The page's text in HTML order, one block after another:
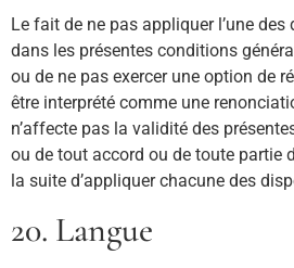
Le fait de ne pas appliquer l’une
dans les présentes conditions
ou de ne pas exercer une option de
être interprété comme une
n’affecte pas la validité des
ou de tout accord ou de toute partie
la suite d’appliquer chacune des
20. Langue